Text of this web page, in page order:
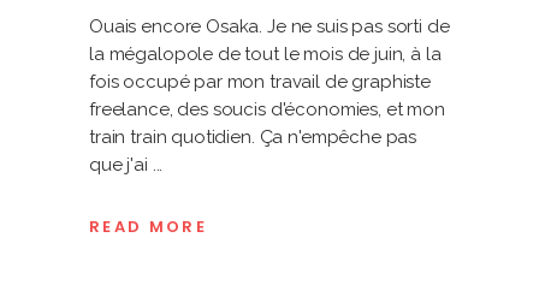
Ouais encore Osaka. Je ne suis pas sorti de
la mégalopole de tout le mois de juin, à la
fois occupé par mon travail de graphiste
freelance, des soucis d'économies, et mon
train train quotidien. Ça n'empêche pas
que j'ai
READ MORE